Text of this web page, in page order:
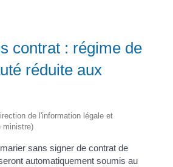
contrat : régime de
réduite aux
de l'information légale et
ministre)
sans signer de contrat de
automatiquement soumis au